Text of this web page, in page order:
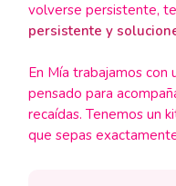
volverse persistente,
persistente y
En Mía trabajamos con
pensado para
recaídas. Tenemos un
que sepas